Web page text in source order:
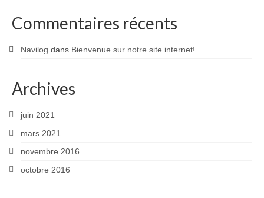
Commentaires récents
Navilog dans Bienvenue sur notre site internet!
Archives
juin 2021
mars 2021
novembre 2016
octobre 2016